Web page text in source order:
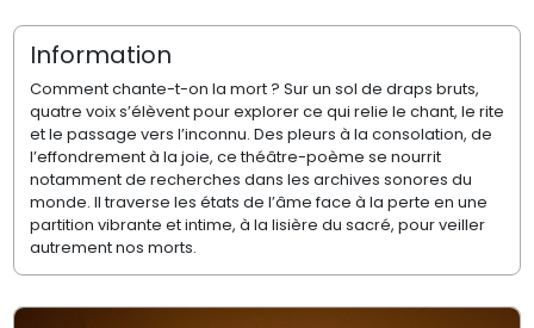
Information
Comment chante-t-on la mort ? Sur un sol de draps bruts,
quatre voix s’élèvent pour explorer ce qui relie le chant, le rite
et le passage vers l’inconnu. Des pleurs à la consolation, de
l’effondrement à la joie, ce théâtre-poème se nourrit
notamment de recherches dans les archives sonores du
monde. Il traverse les états de l’âme face à la perte en une
partition vibrante et intime, à la lisière du sacré, pour veiller
autrement nos morts.